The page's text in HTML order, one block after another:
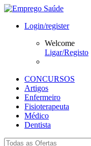
Login/register
Welcome
Ligar/Registo
CONCURSOS
Artigos
Enfermeiro
Fisioterapeuta
Médico
Dentista